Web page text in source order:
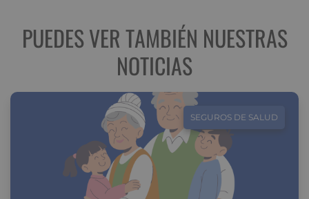
PUEDES VER TAMBIÉN NUESTRAS
NOTICIAS
SEGUROS DE SALUD